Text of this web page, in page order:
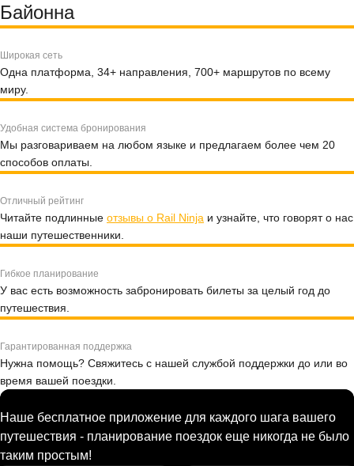
Байонна
Широкая сеть
Одна платформа, 34+ направления, 700+ маршрутов по всему
миру.
Удобная система бронирования
Мы разговариваем на любом языке и предлагаем более чем 20
способов оплаты.
Отличный рейтинг
Читайте подлинные отзывы о Rail Ninja и узнайте, что говорят о нас
наши путешественники.
Гибкое планирование
У вас есть возможность забронировать билеты за целый год до
путешествия.
Гарантированная поддержка
Нужна помощь? Свяжитесь с нашей службой поддержки до или во
время вашей поездки.
Наше бесплатное приложение для каждого шага вашего
путешествия - планирование поездок еще никогда не было
таким простым!